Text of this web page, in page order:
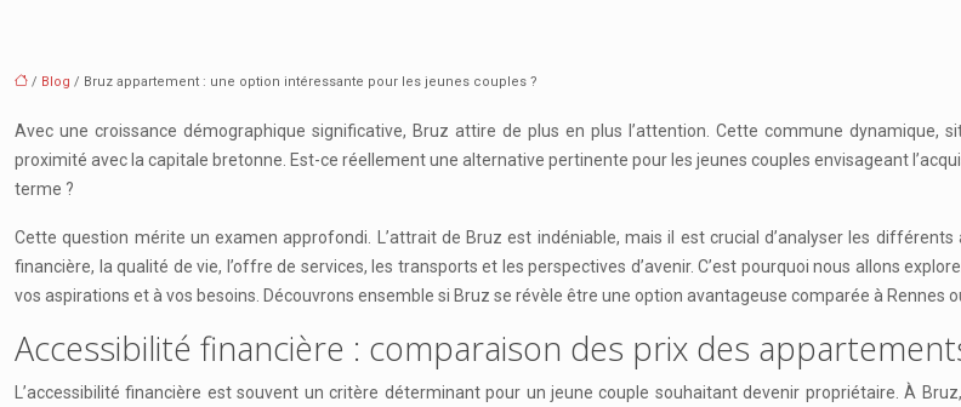
/ Blog / Bruz appartement : une option intéressante pour les jeunes couples ?
Avec une croissance démographique significative, Bruz attire de plus en plus l’attention. Cette commune
proximité avec la capitale bretonne. Est-ce réellement une alternative pertinente pour les jeunes couples envisageant
terme ?
Cette question mérite un examen approfondi. L’attrait de Bruz est indéniable, mais il est crucial d’analyser les
financière, la qualité de vie, l’offre de services, les transports et les perspectives d’avenir. C’est pourquoi nous allons
vos aspirations et à vos besoins. Découvrons ensemble si Bruz se révèle être une option avantageuse comparée à
Accessibilité financière : comparaison des prix des
L’accessibilité financière est souvent un critère déterminant pour un jeune couple souhaitant devenir propriétaire. À